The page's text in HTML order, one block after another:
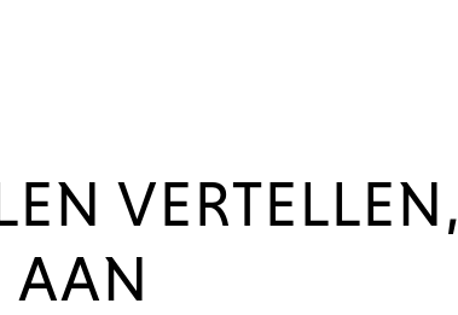
VERTELLEN,
AAN